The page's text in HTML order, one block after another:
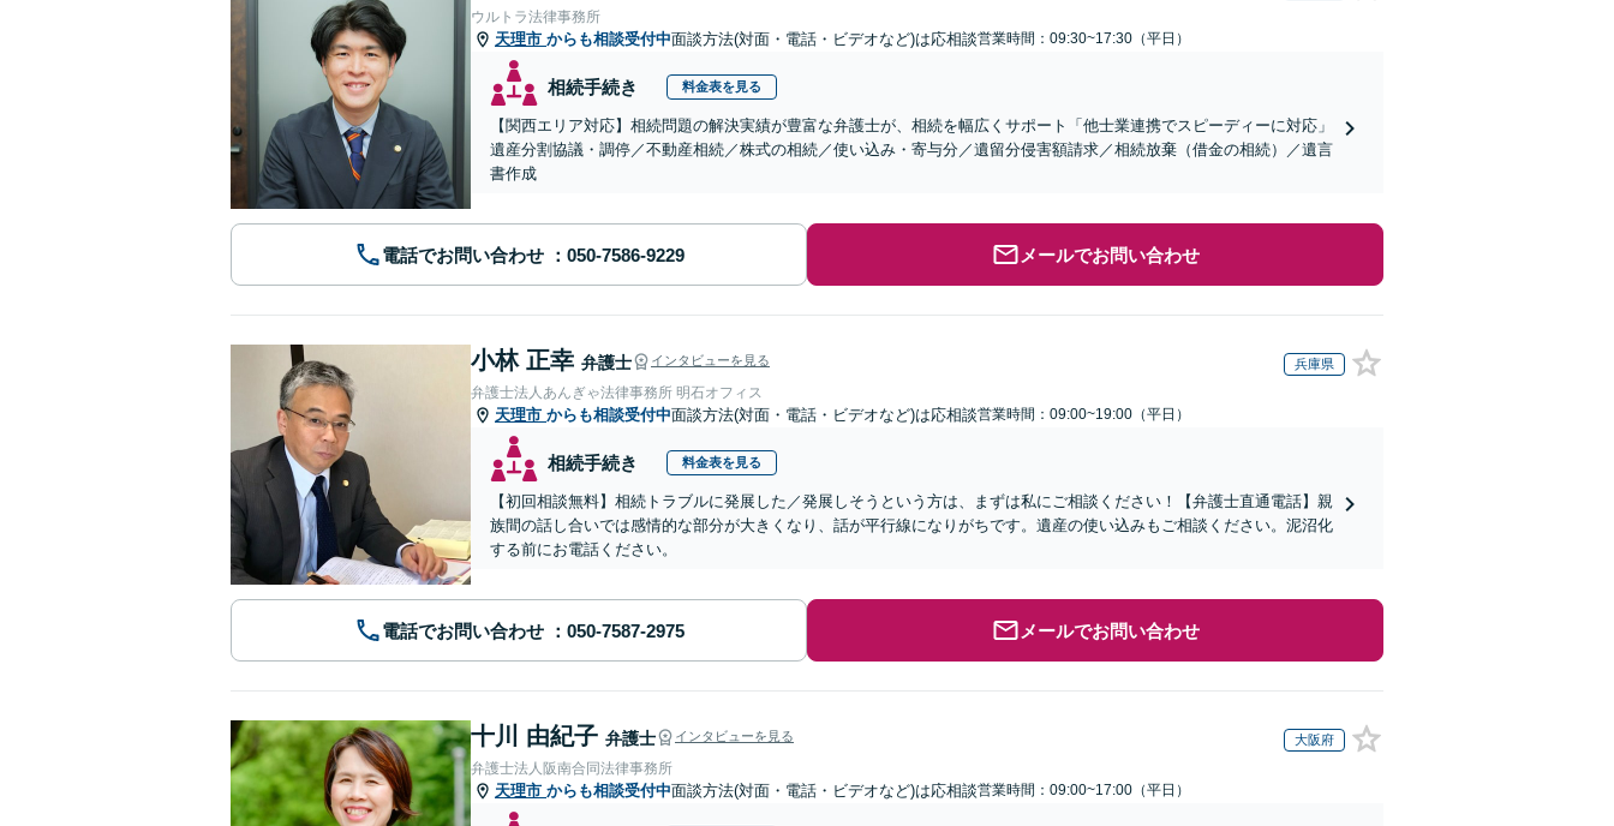
ウルトラ法律事務所
天理市 からも相談受付中面談方法(対面・電話・ビデオなど)は応相談営業時間：09:30~17:30（平日）
相続手続き 料金表を見る
【関西エリア対応】相続問題の解決実績が豊富な弁護士が、相続を幅広くサポート「他士業連携でスピーディーに対応」
遺産分割協議・調停／不動産相続／株式の相続／使い込み・寄与分／遺留分侵害額請求／相続放棄（借金の相続）／遺言
書作成
電話でお問い合わせ メールでお問い合わせ
小林 正幸 弁護士 インタビューを見る 兵庫県
弁護士法人あんぎゃ法律事務所 明石オフィス
天理市 からも相談受付中面談方法(対面・電話・ビデオなど)は応相談営業時間：09:00~19:00（平日）
相続手続き 料金表を見る
【初回相談無料】相続トラブルに発展した／発展しそうという方は、まずは私にご相談ください！【弁護士直通電話】親
族間の話し合いでは感情的な部分が大きくなり、話が平行線になりがちです。遺産の使い込みもご相談ください。泥沼化
する前にお電話ください。
電話でお問い合わせ メールでお問い合わせ
十川 由紀子 弁護士 インタビューを見る 大阪府
弁護士法人阪南合同法律事務所
天理市 からも相談受付中面談方法(対面・電話・ビデオなど)は応相談営業時間：09:00~17:00（平日）